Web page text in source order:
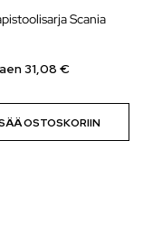
Scania
31,08 €
OSTOSKORIIN